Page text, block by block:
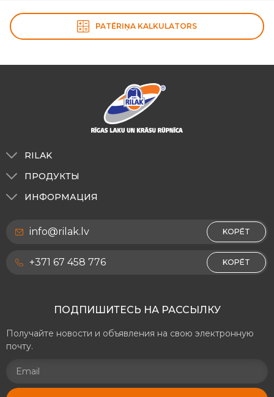
PATĒRIŅA KALKULATORS
RILAK
О нас
Тонирование
RILAK Литва
ПРОДУКТЫ
Для наружных работ
Декоративные покрытия RILAKDEKOR
Прочие материалы
ИНФОРМАЦИЯ
Политика конфиденциальности
info@rilak.lv KOPĒT
+371 67 458 776 KOPĒT
ПОДПИШИТЕСЬ НА РАССЫЛКУ
Получайте новости и объявления на свою электронную
почту.